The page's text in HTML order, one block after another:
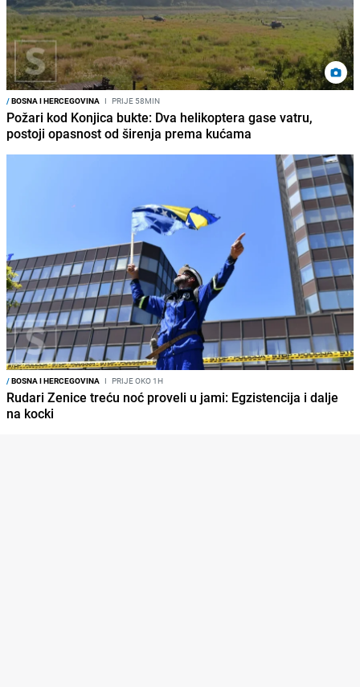
/BOSNA I HERCEGOVINA I PRIJE 58MIN
Požari kod Konjica bukte: Dva helikoptera gase vatru,
postoji opasnost od širenja prema kućama
/BOSNA I HERCEGOVINA I PRIJE OKO 1H
Rudari Zenice treću noć proveli u jami: Egzistencija i dalje
na kocki